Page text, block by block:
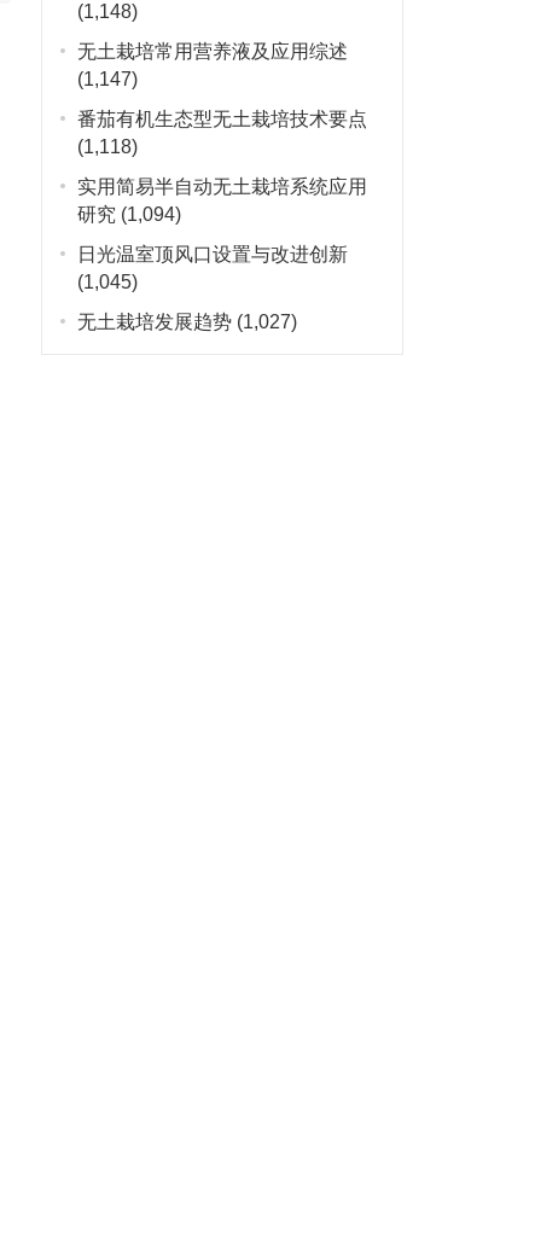
(1,148)
无土栽培常用营养液及应用综述
(1,147)
番茄有机生态型无土栽培技术要点
(1,118)
实用简易半自动无土栽培系统应用
研究 (1,094)
日光温室顶风口设置与改进创新
(1,045)
无土栽培发展趋势 (1,027)